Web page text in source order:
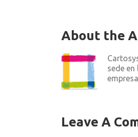
About the
sede
Leave A